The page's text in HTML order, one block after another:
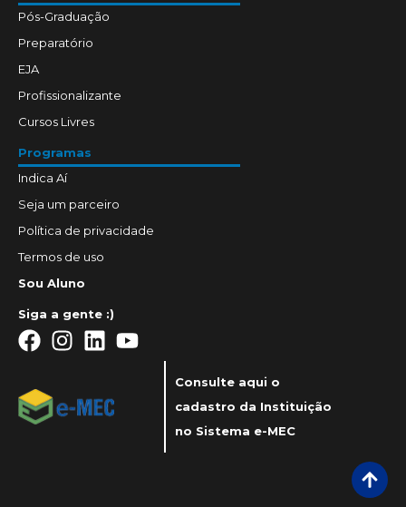
Pós-Graduação
Preparatório
EJA
Profissionalizante
Cursos Livres
Programas
Indica Aí
Seja um parceiro
Política de privacidade
Termos de uso
Sou Aluno
Siga a gente :)
Consulte aqui o
cadastro da Instituição
no Sistema e-MEC